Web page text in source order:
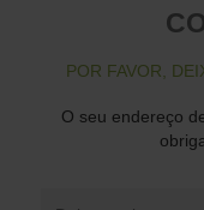
POR FAVOR,
O seu endereço